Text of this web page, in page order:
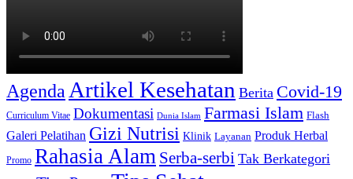
Agenda Artikel Kesehatan Berita Covid-19
Curriculum Vitae Dokumentasi Dunia Islam Farmasi Islam Flash
Galeri Pelatihan Gizi Nutrisi Klinik Layanan Produk Herbal
Promo Rahasia Alam Serba-serbi Tak Berkategori